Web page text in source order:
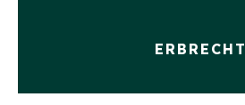
ERBRECHT